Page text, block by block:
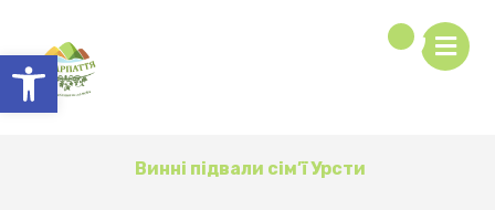
Відкрити Панель інструментів
Винні підвали сім’ї Урсти